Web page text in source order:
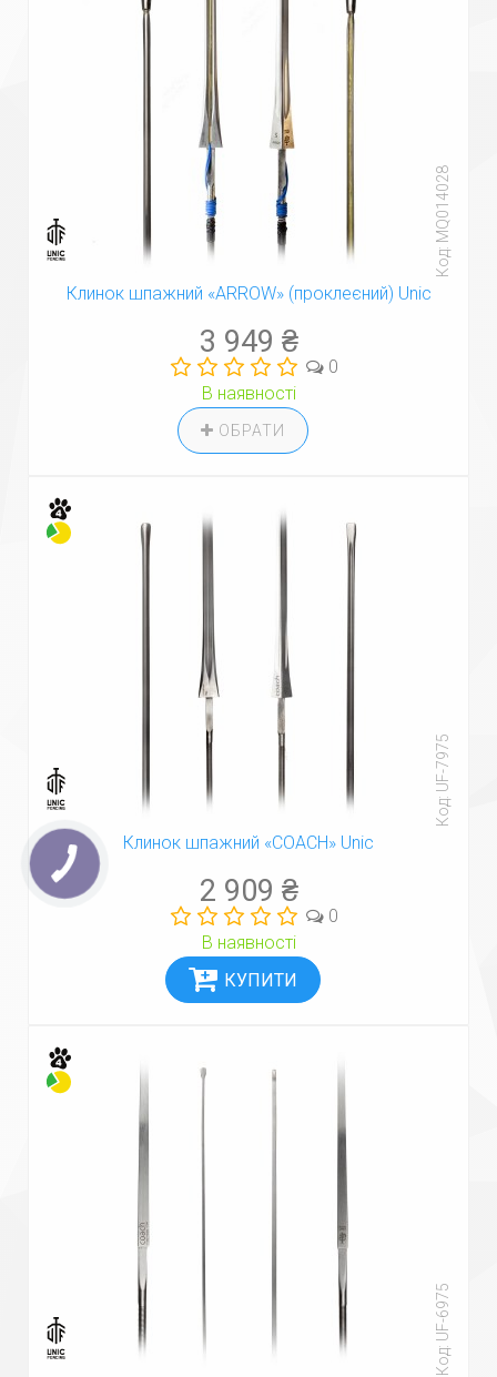
Код: MQ014028
Клинок шпажний «ARROW» (проклеєний) Unic
3 949 ₴
0
В наявності
ОБРАТИ
Код: UF-7975
Клинок шпажний «COACH» Unic
2 909 ₴
0
В наявності
Код: UF-6975